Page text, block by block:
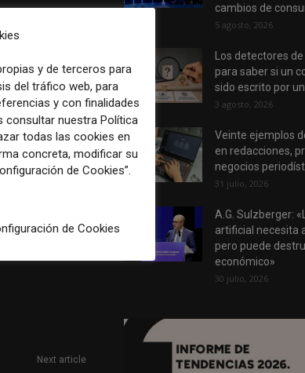
asistencia
Next article
cambios de
5 agosto, 2026
Los detectores
para saber si un
sido escrito por
3 agosto, 2026
Veinte ejemplos
en redacciones,
negocios
31 julio, 2026
A.G. Sulzberger:
artificial necesita
pero puede
económico»
30 julio, 2026
y de terceros para
del tráfico web, para
y con finalidades
consultar nuestra Política
todas las cookies en
concreta, modificar su
de Cookies”.
de Cookies